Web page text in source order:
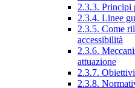
2.3.3. Principi
2.3.4. Linee
2.3.5. Come
accessibilità
2.3.6.
attuazione
2.3.7.
2.3.8.